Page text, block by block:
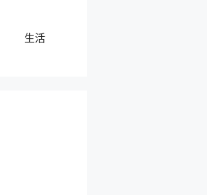
生活